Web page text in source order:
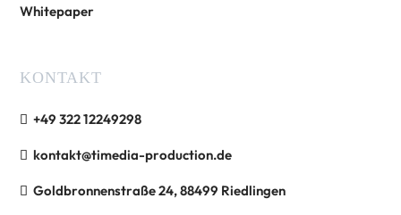
Whitepaper
KONTAKT
+49 322 12249298
kontakt@timedia-production.de
Goldbronnenstraße 24, 88499 Riedlingen